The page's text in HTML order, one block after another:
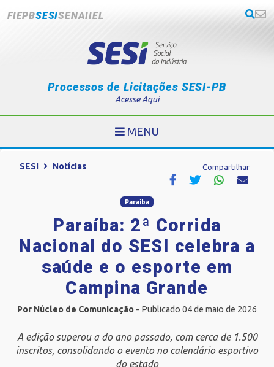
FIEPBSESISENAIIEL
Processos de Licitações SESI-PB
Acesse Aqui
MENU
SESI Notícias Compartilhar
Paraíba
Paraíba: 2ª Corrida
Nacional do SESI celebra a
saúde e o esporte em
Campina Grande
Por Núcleo de Comunicação - Publicado 04 de maio de 2026
A edição superou a do ano passado, com cerca de 1.500
inscritos, consolidando o evento no calendário esportivo
do estado